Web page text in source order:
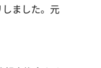
ました。元